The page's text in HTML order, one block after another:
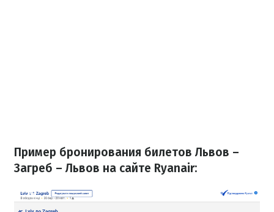
Пример бронирования билетов Львов –
Загреб – Львов на сайте Ryanair: